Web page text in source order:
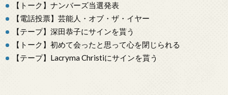
【トーク】ナンバーズ当選発表
【電話投票】芸能人・オブ・ザ・イヤー
【テープ】深田恭子にサインを貰う
【トーク】初めて会ったと思って心を閉じられる
【テープ】Lacryma Christiにサインを貰う